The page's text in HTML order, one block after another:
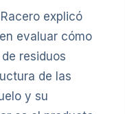
explicó
evaluar cómo
residuos
de las
y su